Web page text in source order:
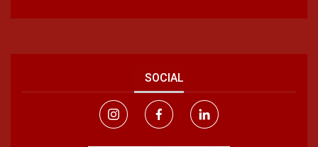
SOCIAL